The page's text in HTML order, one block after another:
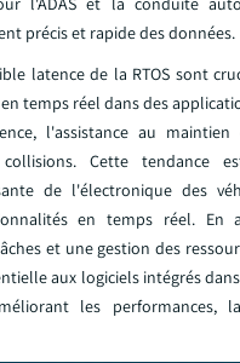
précis et rapide des données.
latence de la RTOS sont
temps réel dans des
l'assistance au
Cette tendance
de l'électronique des
en temps réel. En
et une gestion des
aux logiciels intégrés
les performances,